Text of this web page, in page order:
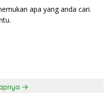
apa yang anda cari.